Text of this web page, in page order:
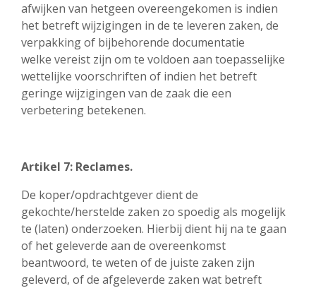
afwijken van hetgeen overeengekomen is indien
het betreft wijzigingen in de te leveren zaken, de
verpakking of bijbehorende documentatie
welke vereist zijn om te voldoen aan toepasselijke
wettelijke voorschriften of indien het betreft
geringe wijzigingen van de zaak die een
verbetering betekenen.
Artikel 7: Reclames.
De koper/opdrachtgever dient de
gekochte/herstelde zaken zo spoedig als mogelijk
te (laten) onderzoeken. Hierbij dient hij na te gaan
of het geleverde aan de overeenkomst
beantwoord, te weten of de juiste zaken zijn
geleverd, of de afgeleverde zaken wat betreft